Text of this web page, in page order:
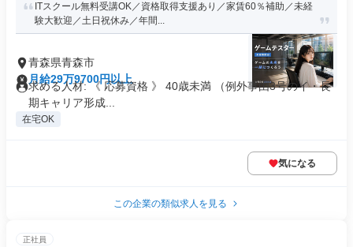
ITスクール無料受講OK／資格取得支援あり／家賃60％補助／未経
験大歓迎／土日祝休み／年間...
青森県青森市
月給29万9700円以上
求める人材: 《 応募資格 》 40歳未満 （例外事由3号のイ・長
期キャリア形成...
在宅OK
気になる
この企業の類似求人を見る
正社員